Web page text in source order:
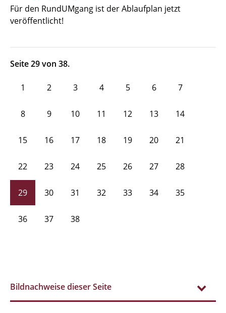
Für den RundUMgang ist der Ablaufplan jetzt
veröffentlicht!
Seite 29 von 38.
1 2 3 4 5 6 7
8 9 10 11 12 13 14
15 16 17 18 19 20 21
22 23 24 25 26 27 28
29 30 31 32 33 34 35
36 37 38
Bildnachweise dieser Seite